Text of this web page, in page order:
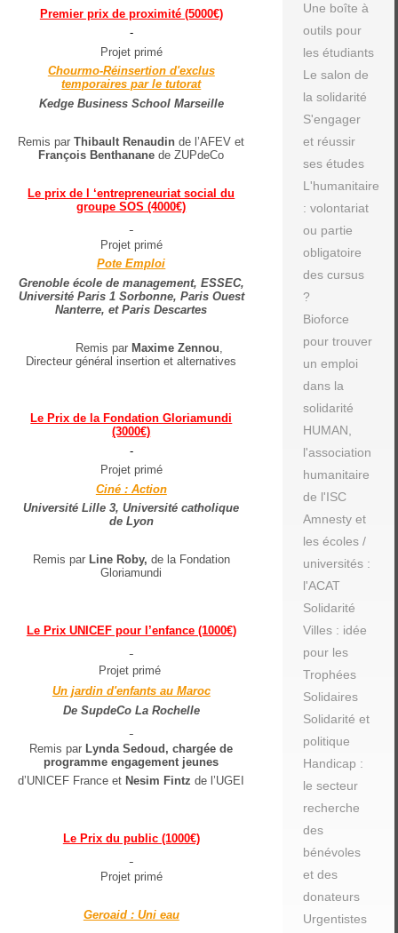
Premier prix de proximité (5000€)
-
Projet primé
Chourmo-Réinsertion d'exclus
temporaires par le tutorat
Kedge Business School Marseille
Remis par Thibault Renaudin de l’AFEV et
François Benthananede ZUPdeCo
Le prix de l ‘entrepreneuriat social du
groupe SOS (4000€)
Projet primé
Pote Emploi
Grenoble école de management, ESSEC,
Université Paris 1 Sorbonne, Paris Ouest
Nanterre, et Paris Descartes
Remis parMaxime Zennou
Directeur général insertion et alternatives
Le Prix de la Fondation Gloriamundi
(3000€)
-
Projet primé
Ciné : Action
Université Lille 3, Université catholique
de Lyon
Remis parLine Roby, de la Fondation
Gloriamundi
Le Prix UNICEF pour l’enfance (1000€)
Projet primé
Un jardin d'enfants au Maroc
De SupdeCo La Rochelle
Remis par Lynda Sedoud, chargée de
programme engagement jeunes
d’UNICEF France et Nesim Fintz de l’UGEI
Le Prix du public (1000€)
Projet primé
Geroaid : Uni eau
Une boîte à
outils pour
les étudiants
Le salon de
la solidarité
S'engager
et réussir
ses études
L'humanitaire
: volontariat
ou partie
obligatoire
des cursus
?
Bioforce
pour trouver
un emploi
dans la
solidarité
HUMAN,
l'association
humanitaire
de l'ISC
Amnesty et
les écoles /
universités :
l'ACAT
Solidarité
Villes : idée
pour les
Trophées
Solidaires
Solidarité et
politique
Handicap :
le secteur
recherche
des
bénévoles
et des
donateurs
Urgentistes